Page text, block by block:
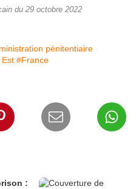
du 29 octobre 2022
pénitentiaire
#France
: